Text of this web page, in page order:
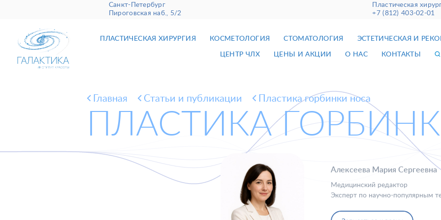
Санкт-Петербург
Пироговская наб., 5/2
Пластическая
+7 (812) 403-02-01
ПЛАСТИЧЕСКАЯ ХИРУРГИЯ КОСМЕТОЛОГИЯ СТОМАТОЛОГИЯ ЭСТЕТИЧЕСКАЯ И
ЦЕНТР ЧЛХ ЦЕНЫ И АКЦИИ О НАС КОНТАКТЫ
Главная Cтатьи и публикации Пластика горбинки носа
ПЛАСТИКА
Алексеева Мария Сергеевна
Медицинский редактор
Эксперт по научно-популярным